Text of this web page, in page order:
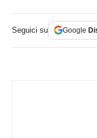
Seguici su Google